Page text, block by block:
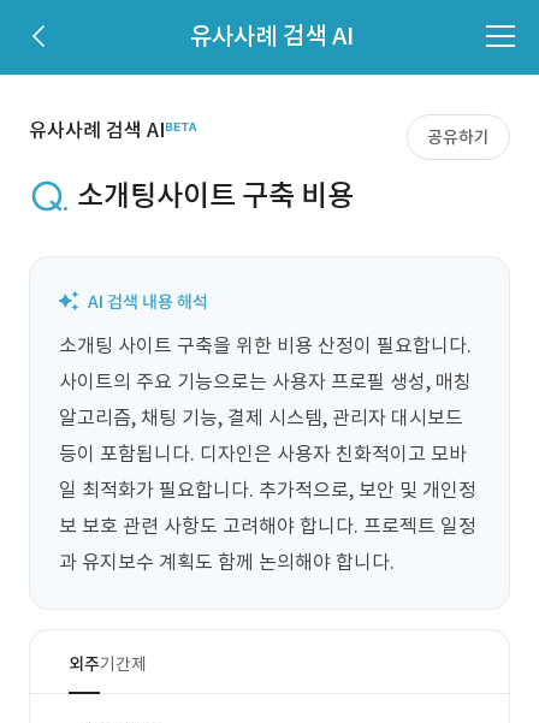
유사사례 검색 AI
유사사례 검색 AI 공유하기
소개팅사이트 구축 비용
소개팅 사이트 구축을 위한 비용 산정이 필요합니다.
사이트의 주요 기능으로는 사용자 프로필 생성, 매칭
알고리즘, 채팅 기능, 결제 시스템, 관리자 대시보드
등이 포함됩니다. 디자인은 사용자 친화적이고 모바
일 최적화가 필요합니다. 추가적으로, 보안 및 개인정
보 보호 관련 사항도 고려해야 합니다. 프로젝트 일정
과 유지보수 계획도 함께 논의해야 합니다.
외주기간제